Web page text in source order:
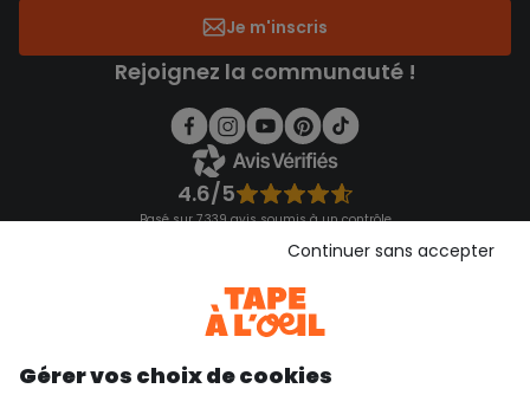
Je m'inscris
Rejoignez la communauté !
4.6/5
Basé sur 7 339 avis soumis à un contrôle
Consulter les CGU
Gérer vos choix de cookies
Continuer sans accepter